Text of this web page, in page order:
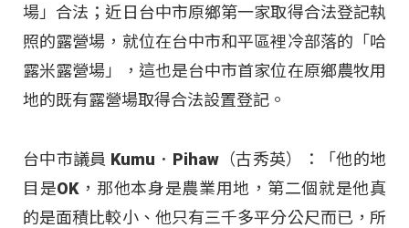
場」合法；近日台中市原鄉第一家取得合法登記執
照的露營場，就位在台中市和平區裡冷部落的「哈
露米露營場」，這也是台中市首家位在原鄉農牧用
地的既有露營場取得合法設置登記。
台中市議員 Kumu．Pihaw（古秀英）：「他的地
目是OK，那他本身是農業用地，第二個就是他真
的是面積比較小、他只有三千多平分公尺而已，所